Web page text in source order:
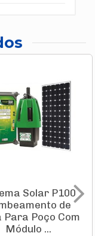
Solar P100
de
Para Poço Com
Módulo ...